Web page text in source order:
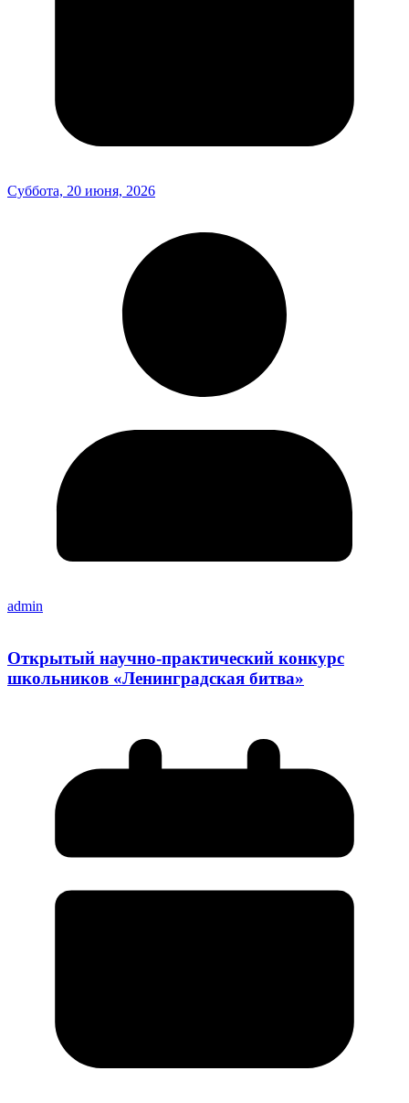
Суббота, 20 июня, 2026
admin
Открытый научно-практический конкурс
школьников «Ленинградская битва»